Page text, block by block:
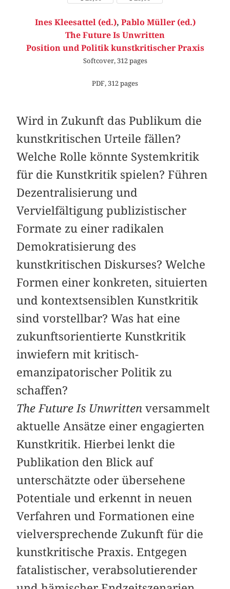
Ines Kleesattel (ed.), Pablo Müller (ed.)
The Future Is Unwritten
Position und Politik kunstkritischer Praxis
Softcover, 312 pages
PDF, 312 pages
Wird in Zukunft das Publikum die
kunstkritischen Urteile fällen?
Welche Rolle könnte Systemkritik
für die Kunstkritik spielen? Führen
Dezentralisierung und
Vervielfältigung publizistischer
Formate zu einer radikalen
Demokratisierung des
kunstkritischen Diskurses? Welche
Formen einer konkreten, situierten
und kontextsensiblen Kunstkritik
sind vorstellbar? Was hat eine
zukunftsorientierte Kunstkritik
inwiefern mit kritisch-
emanzipatorischer Politik zu
schaffen?
The Future Is Unwritten versammelt
aktuelle Ansätze einer engagierten
Kunstkritik. Hierbei lenkt die
Publikation den Blick auf
unterschätzte oder übersehene
Potentiale und erkennt in neuen
Verfahren und Formationen eine
vielversprechende Zukunft für die
kunstkritische Praxis. Entgegen
fatalistischer, verabsolutierender